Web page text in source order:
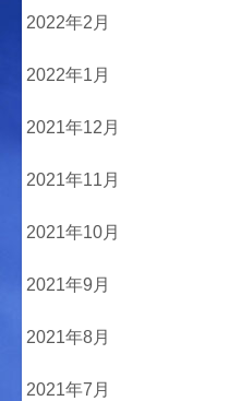
2022年2月
2022年1月
2021年12月
2021年11月
2021年10月
2021年9月
2021年8月
2021年7月